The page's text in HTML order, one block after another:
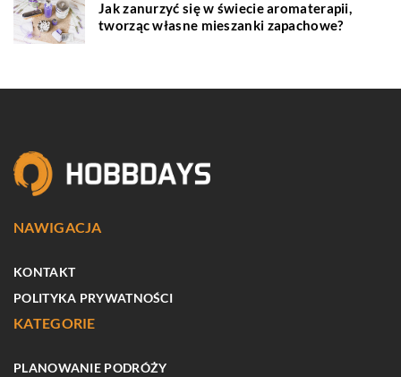
Jak zanurzyć się w świecie aromaterapii,
tworząc własne mieszanki zapachowe?
NAWIGACJA
KONTAKT
POLITYKA PRYWATNOŚCI
KATEGORIE
PLANOWANIE PODRÓŻY